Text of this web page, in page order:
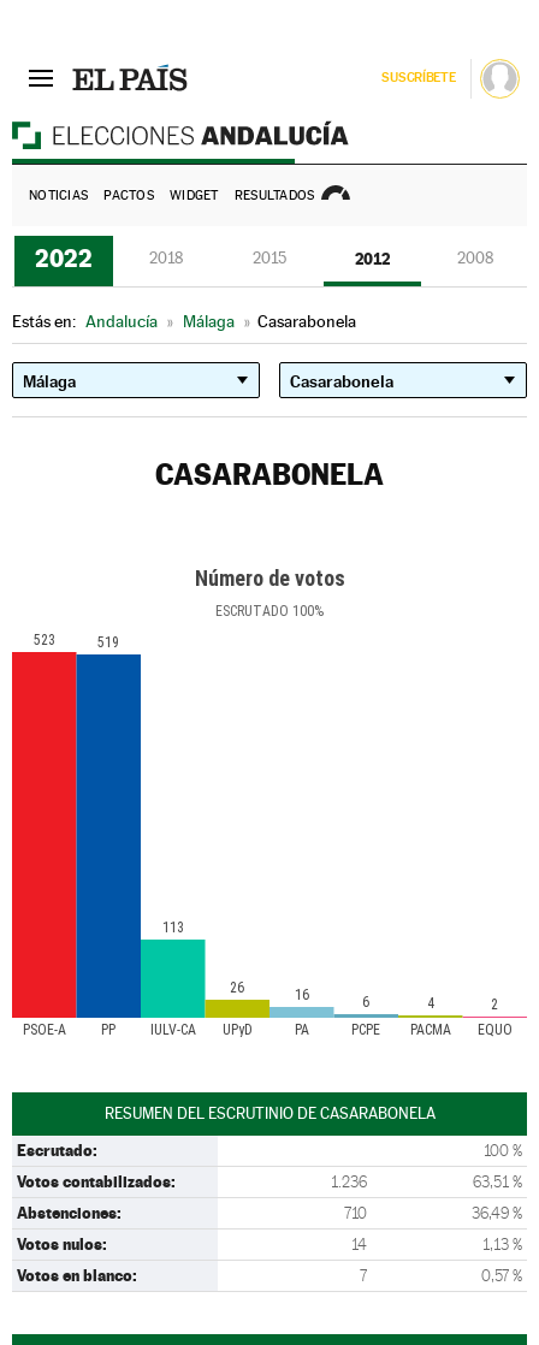
SUSCRÍBETE
NOTICIAS PACTOS WIDGET RESULTADOS
2022 2018 2015 2012 2008
Estás en: Andalucía » Málaga » Casarabonela
CASARABONELA
Número de votos
ESCRUTADO 100%
PSOE-A PP IULV-CA UPyD PA PCPE PACMA EQUO
523 519
113
26 16 6 4 2
RESUMEN DEL ESCRUTINIO DE CASARABONELA
Escrutado: 100 %
Votos contabilizados: 1.236 63,51 %
Abstenciones: 710 36,49 %
Votos nulos: 14 1,13 %
Votos en blanco: 7 0,57 %